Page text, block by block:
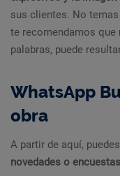
sus clientes. No
te recomendamos que
palabras, puede
WhatsApp
obra
A partir de aquí,
novedades o